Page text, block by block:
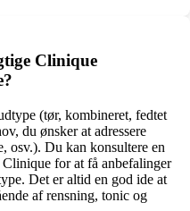
Clinique
(tør, kombineret, fedtet
du ønsker at adressere
osv.). Du kan konsultere en
for at få anbefalinger
Det er altid en god ide at
af rensning, tonic og